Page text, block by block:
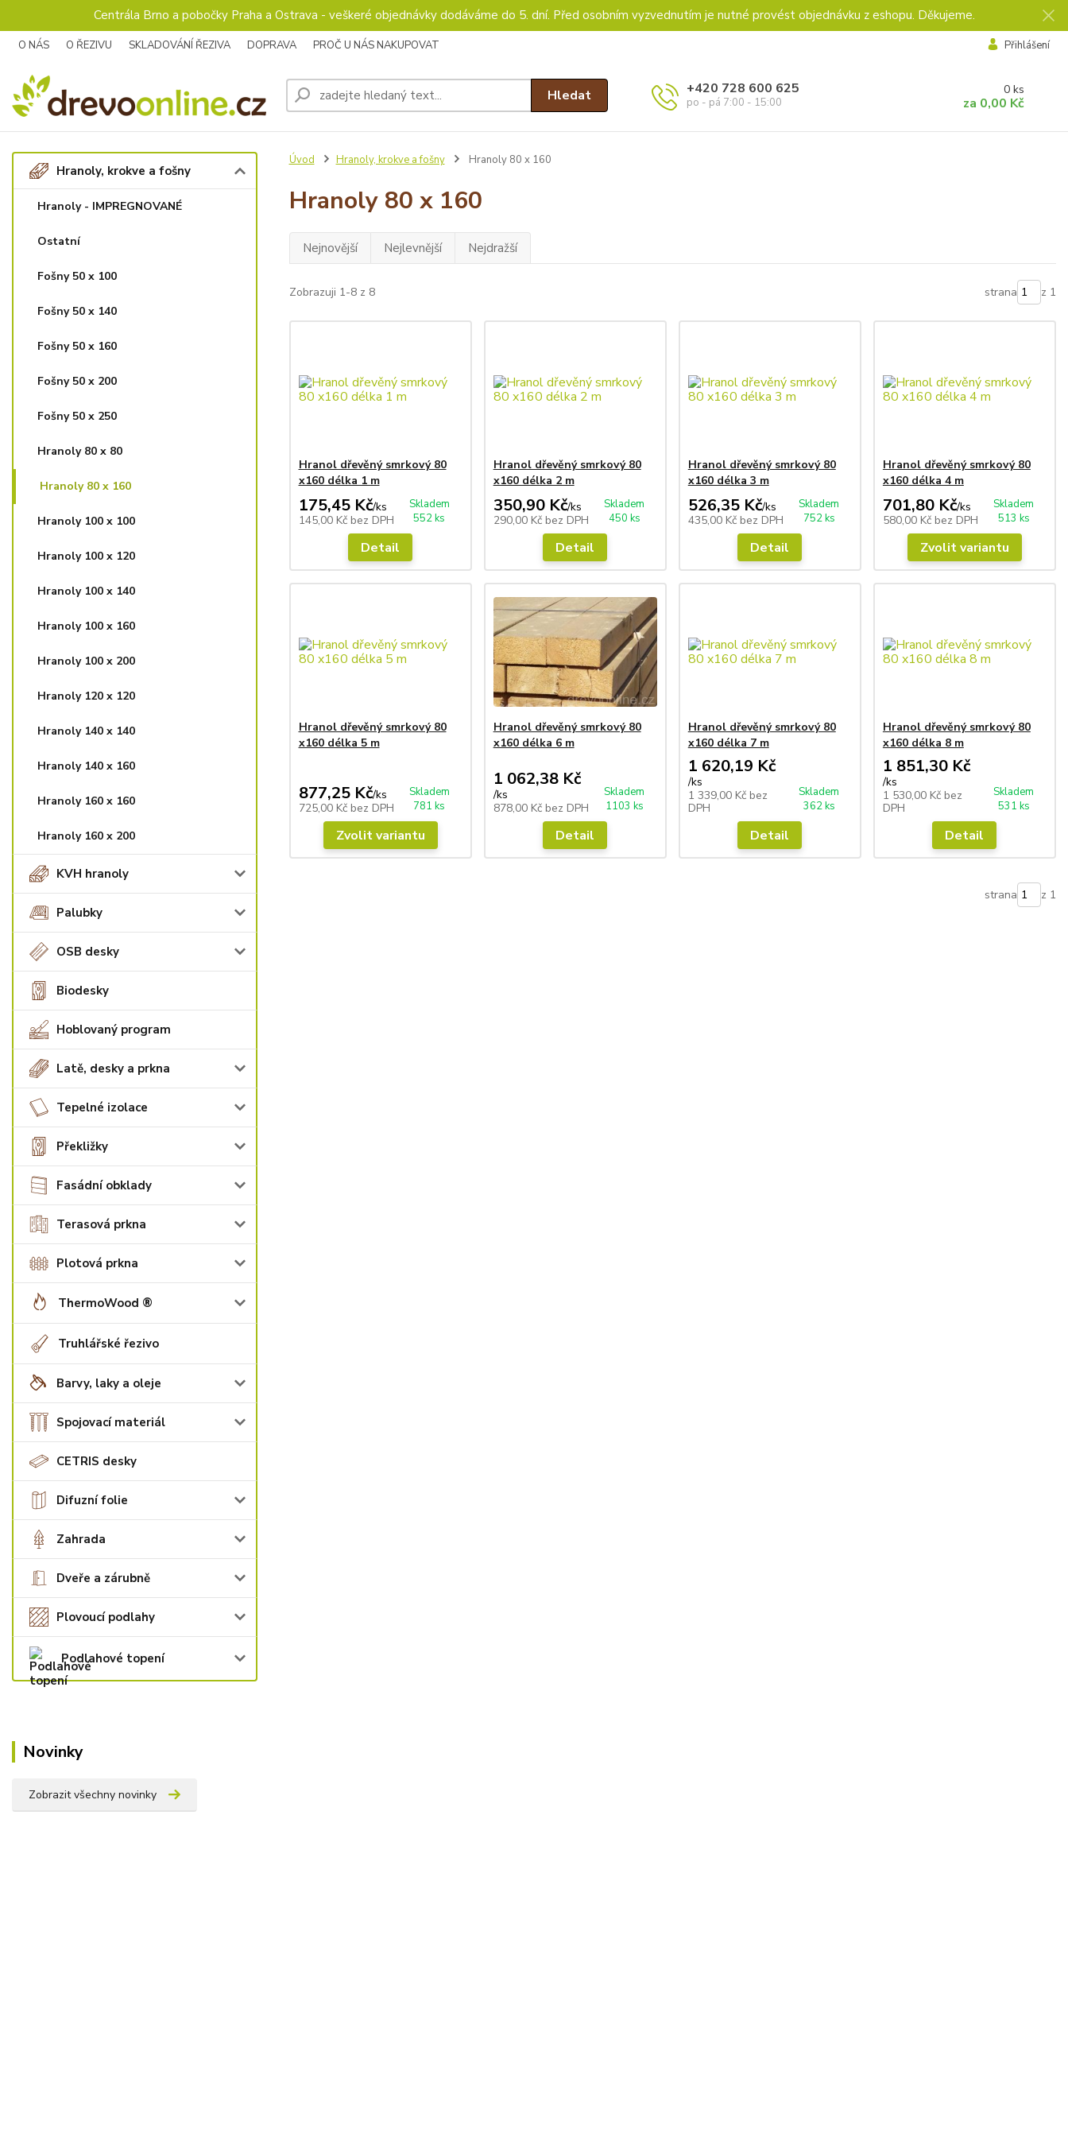
Centrála Brno a pobočky Praha a Ostrava - veškeré objednávky dodáváme do 5. dní. Před osobním vyzvednutím je nutné provést objednávku z eshopu. Děkujeme.
O NÁS O ŘEZIVU SKLADOVÁNÍ ŘEZIVA DOPRAVA PROČ U NÁS NAKUPOVAT Přihlášení
Hledat +420 728 600 625
po - pá 7:00 - 15:00
0 ks
za 0,00 Kč
Hranoly, krokve a fošny
Hranoly - IMPREGNOVANÉ
Ostatní
Fošny 50 x 100
Fošny 50 x 140
Fošny 50 x 160
Fošny 50 x 200
Fošny 50 x 250
Hranoly 80 x 80
Hranoly 80 x 160
Hranoly 100 x 100
Hranoly 100 x 120
Hranoly 100 x 140
Hranoly 100 x 160
Hranoly 100 x 200
Hranoly 120 x 120
Hranoly 140 x 140
Hranoly 140 x 160
Hranoly 160 x 160
Hranoly 160 x 200
KVH hranoly
Palubky
OSB desky
Biodesky
Hoblovaný program
Latě, desky a prkna
Tepelné izolace
Překližky
Fasádní obklady
Terasová prkna
Plotová prkna
ThermoWood ®
Truhlářské řezivo
Barvy, laky a oleje
Spojovací materiál
CETRIS desky
Difuzní folie
Zahrada
Dveře a zárubně
Plovoucí podlahy
Podlahové topení
Novinky
Zobrazit všechny novinky
Úvod Hranoly, krokve a fošny Hranoly 80 x 160
Hranoly 80 x 160
Nejnovější Nejlevnější Nejdražší
Zobrazuji 1-8 z 8 strana z 1
Hranol dřevěný smrkový 80
x160 délka 1 m
175,45 Kč/ks
145,00 Kč bez DPH
Skladem
552 ks
Detail
Hranol dřevěný smrkový 80
x160 délka 2 m
350,90 Kč/ks
290,00 Kč bez DPH
Skladem
450 ks
Detail
Hranol dřevěný smrkový 80
x160 délka 3 m
526,35 Kč/ks
435,00 Kč bez DPH
Skladem
752 ks
Detail
Hranol dřevěný smrkový 80
x160 délka 4 m
701,80 Kč/ks
580,00 Kč bez DPH
Skladem
513 ks
Zvolit variantu
Hranol dřevěný smrkový 80
x160 délka 5 m
877,25 Kč/ks
725,00 Kč bez DPH
Skladem
781 ks
Zvolit variantu
Hranol dřevěný smrkový 80
x160 délka 6 m
1 062,38 Kč
/ks
878,00 Kč bez DPH
Skladem
1103 ks
Detail
Hranol dřevěný smrkový 80
x160 délka 7 m
1 620,19 Kč
/ks
1 339,00 Kč bez
DPH
Skladem
362 ks
Detail
Hranol dřevěný smrkový 80
x160 délka 8 m
1 851,30 Kč
/ks
1 530,00 Kč bez
DPH
Skladem
531 ks
Detail
strana z 1